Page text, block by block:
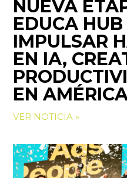
NUEVA
EDUCA
IMPULSAR
EN IA,
EN
VER NOTICIA »